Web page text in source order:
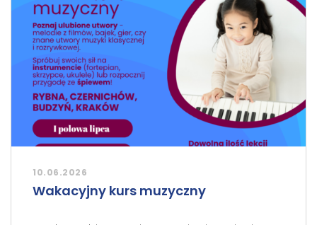
10.06.2026
Wakacyjny kurs muzyczny